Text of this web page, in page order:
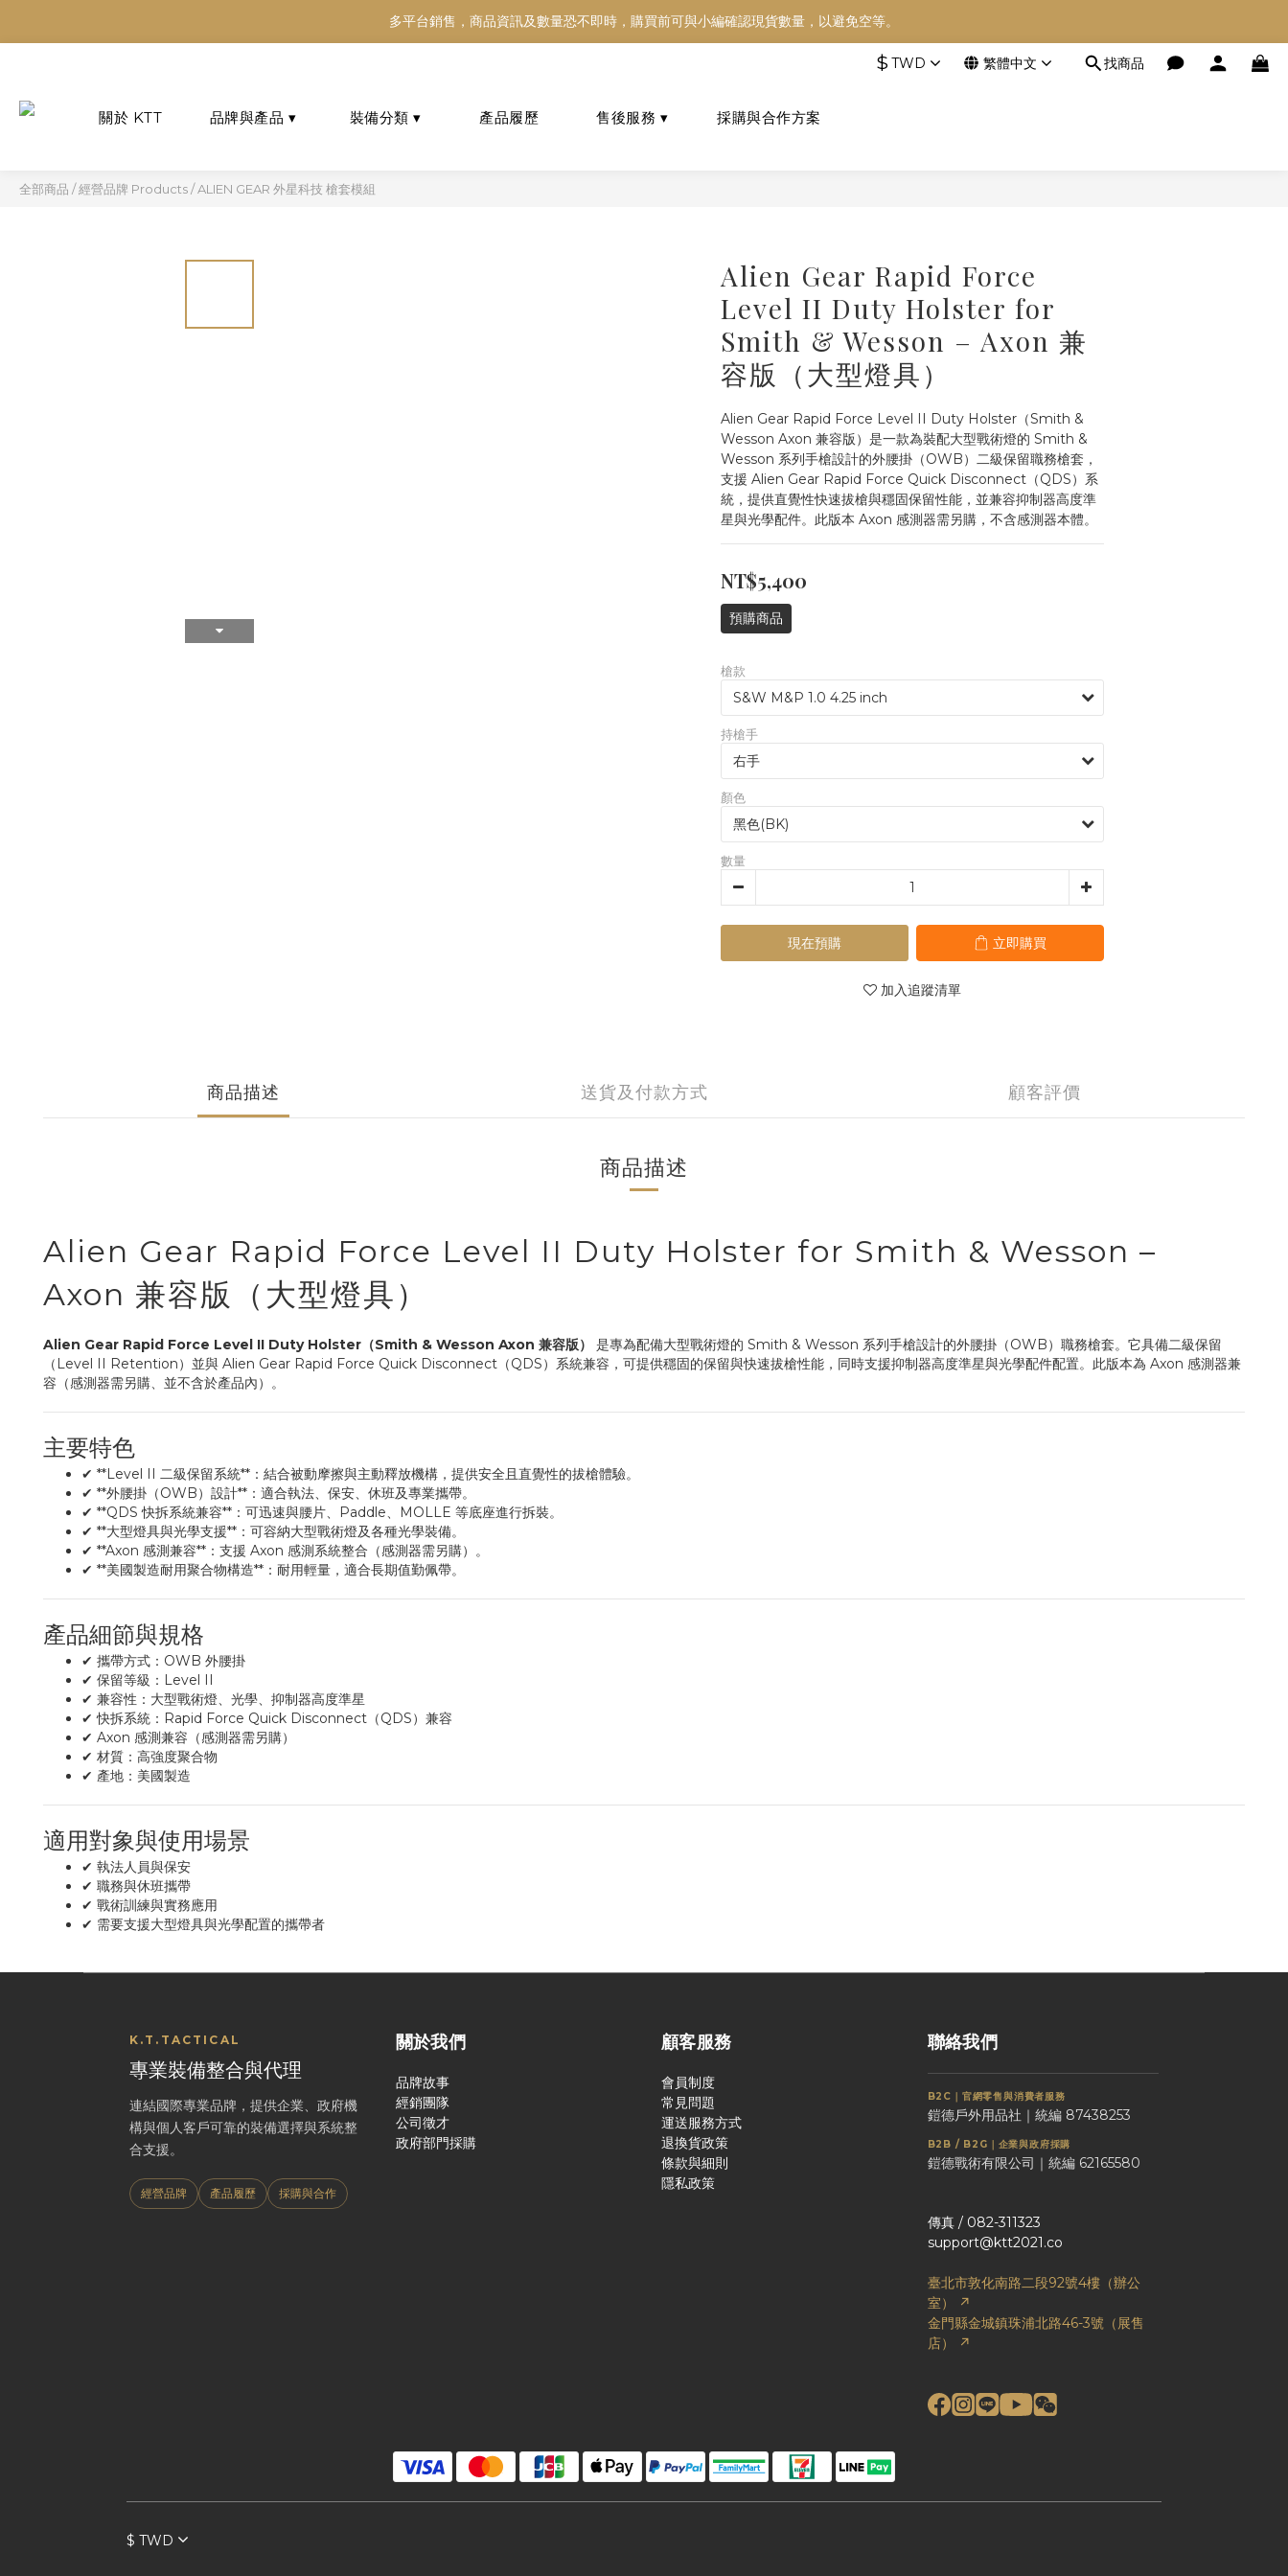
多平台銷售，商品資訊及數量恐不即時，購買前可與小編確認現貨數量，以避免空等。
多平台銷售，商品資訊及數量恐不即時，購買前可與小編確認現貨數量，以避免空等。
多平台銷售，商品資訊及數量恐不即時，購買前可與小編確認現貨數量，以避免空等。
$ TWD 繁體中文 找商品
全部商品 /經營品牌 Products/ALIEN GEAR 外星科技 槍套模組
Alien Gear Rapid Force
Level II Duty Holster for
Smith & Wesson – Axon 兼
容版（大型燈具）
Alien Gear Rapid Force Level II Duty Holster（Smith &
Wesson Axon 兼容版）是一款為裝配大型戰術燈的 Smith &
Wesson 系列手槍設計的外腰掛（OWB）二級保留職務槍套，
支援 Alien Gear Rapid Force Quick Disconnect（QDS）系
統，提供直覺性快速拔槍與穩固保留性能，並兼容抑制器高度準
星與光學配件。此版本 Axon 感測器需另購，不含感測器本體。
NT$5,400
預購商品
槍款
持槍手
顏色
數量
現在預購 立即購買
加入追蹤清單
商品描述 送貨及付款方式 顧客評價
商品描述
Alien Gear Rapid Force Level II Duty Holster for Smith & Wesson –
Axon 兼容版（大型燈具）
Alien Gear Rapid Force Level II Duty Holster（Smith & Wesson Axon 兼容版）
是專為配備大型戰術燈的 Smith & Wesson 系列手槍設計的外腰掛（OWB）職務槍套。它具備二級保留
（Level II Retention）並與 Alien Gear Rapid Force Quick Disconnect（QDS）系統兼容，可提供穩固的保留與快速拔槍性能，同時支援抑制器高度準星與光學配件配置。此版本為 Axon 感測器兼
容（感測器需另購、並不含於產品內）。
主要特色
✔ **Level II 二級保留系統**：結合被動摩擦與主動釋放機構，提供安全且直覺性的拔槍體驗。
✔ **外腰掛（OWB）設計**：適合執法、保安、休班及專業攜帶。
✔ **QDS 快拆系統兼容**：可迅速與腰片、Paddle、MOLLE 等底座進行拆裝。
✔ **大型燈具與光學支援**：可容納大型戰術燈及各種光學裝備。
✔ **Axon 感測兼容**：支援 Axon 感測系統整合（感測器需另購）。
✔ **美國製造耐用聚合物構造**：耐用輕量，適合長期值勤佩帶。
產品細節與規格
✔ 攜帶方式：OWB 外腰掛
✔ 保留等級：Level II
✔ 兼容性：大型戰術燈、光學、抑制器高度準星
✔ 快拆系統：Rapid Force Quick Disconnect（QDS）兼容
✔ Axon 感測兼容（感測器需另購）
✔ 材質：高強度聚合物
✔ 產地：美國製造
適用對象與使用場景
✔ 執法人員與保安
✔ 職務與休班攜帶
✔ 戰術訓練與實務應用
✔ 需要支援大型燈具與光學配置的攜帶者
K.T.TACTICAL
專業裝備整合與代理
連結國際專業品牌，提供企業、政府機
構與個人客戶可靠的裝備選擇與系統整
合支援。
經營品牌 產品履歷 採購與合作
關於我們
品牌故事
經銷團隊
公司徵才
政府部門採購
顧客服務
會員制度
常見問題
運送服務方式
退換貨政策
條款與細則
隱私政策
聯絡我們
B2C｜官網零售與消費者服務
鎧德戶外用品社｜統編 87438253
B2B / B2G｜企業與政府採購
鎧德戰術有限公司｜統編 62165580
傳真 / 082-311323
support@ktt2021.co
臺北市敦化南路二段92號4樓（辦公
室） ↗
金門縣金城鎮珠浦北路46-3號（展售
店） ↗
$ TWD